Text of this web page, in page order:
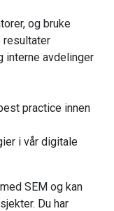
og bruke
resultater
interne avdelinger
practice innen
i vår digitale
SEM og kan
Du har